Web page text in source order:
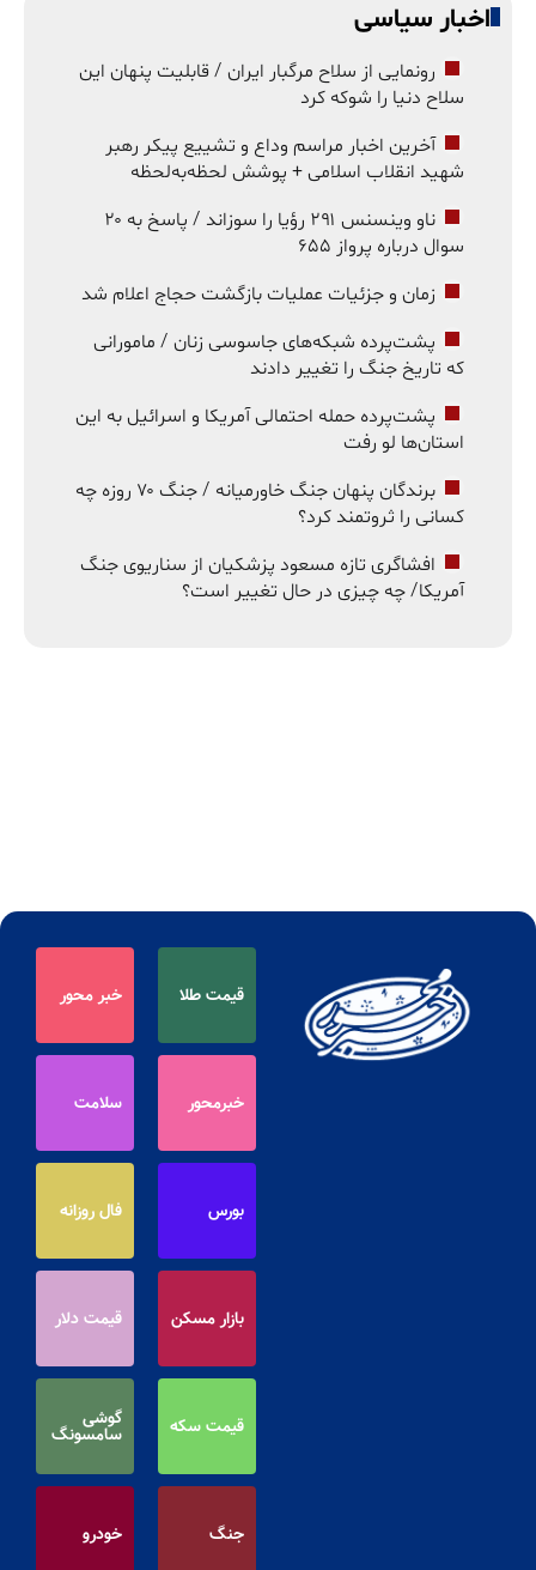
اخبار سیاسی
رونمایی از سلاح مرگبار ایران / قابلیت پنهان این
سلاح دنیا را شوکه کرد
آخرین اخبار مراسم وداع و تشییع پیکر رهبر
شهید انقلاب اسلامی + پوشش لحظه‌به‌لحظه
ناو وینسنس ۲۹۱ رؤیا را سوزاند / پاسخ به ۲۰
سوال درباره پرواز ۶۵۵
زمان و جزئیات عملیات بازگشت حجاج اعلام شد
پشت‌پرده شبکه‌های جاسوسی زنان / مامورانی
که تاریخ جنگ را تغییر دادند
پشت‌پرده حمله احتمالی آمریکا و اسرائیل به این
استان‌ها لو رفت
برندگان پنهان جنگ خاورمیانه / جنگ ۷۰ روزه چه
کسانی را ثروتمند کرد؟
افشاگری تازه مسعود پزشکیان از سناریوی جنگ
آمریکا/ چه چیزی در حال تغییر است؟
قیمت طلا خبر محور
خبرمحور سلامت
بورس فال روزانه
بازار مسکن قیمت دلار
قیمت سکه گوشی
سامسونگ
جنگ خودرو